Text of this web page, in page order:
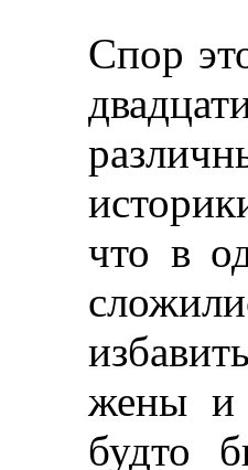
Спор
что в
жены и
будто